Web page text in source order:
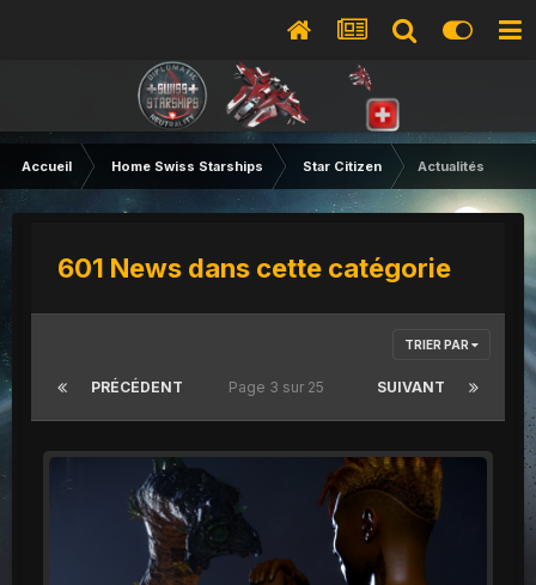
Accueil Home Swiss Starships Star Citizen Actualités
601 News dans cette catégorie
TRIER PAR
PRÉCÉDENT SUIVANT
Page 3 sur 25